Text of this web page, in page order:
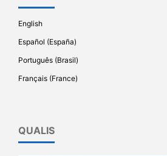
English
Español (España)
Português (Brasil)
Français (France)
QUALIS